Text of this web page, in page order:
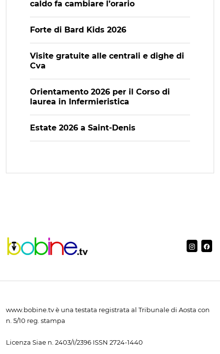
caldo fa cambiare l’orario
Forte di Bard Kids 2026
Visite gratuite alle centrali e dighe di
Cva
Orientamento 2026 per il Corso di
laurea in Infermieristica
Estate 2026 a Saint-Denis
www.bobine.tv è una testata registrata al Tribunale di Aosta con
n. 5/10 reg. stampa
Licenza Siae n. 2403/I/2396 ISSN 2724-1440